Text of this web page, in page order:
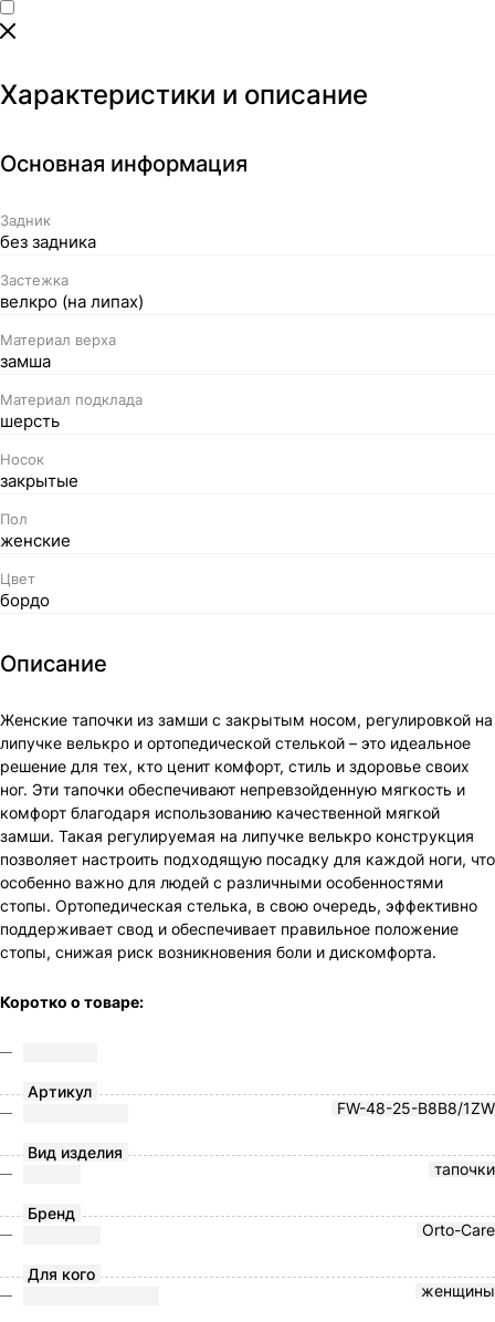
Характеристики и описание
Основная информация
Задник
без задника
Застежка
велкро (на липах)
Материал верха
замша
Материал подклада
шерсть
Носок
закрытые
Пол
женские
Цвет
бордо
Описание
Женские тапочки из замши с закрытым носом, регулировкой на
липучке велькро и ортопедической стелькой – это идеальное
решение для тех, кто ценит комфорт, стиль и здоровье своих
ног. Эти тапочки обеспечивают непревзойденную мягкость и
комфорт благодаря использованию качественной мягкой
замши. Такая регулируемая на липучке велькро конструкция
позволяет настроить подходящую посадку для каждой ноги, что
особенно важно для людей с различными особенностями
стопы. Ортопедическая стелька, в свою очередь, эффективно
поддерживает свод и обеспечивает правильное положение
стопы, снижая риск возникновения боли и дискомфорта.
Коротко о товаре:
Артикул
FW-48-25-B8B8/1ZW
Вид изделия
тапочки
Бренд
Orto-Care
Для кого
женщины